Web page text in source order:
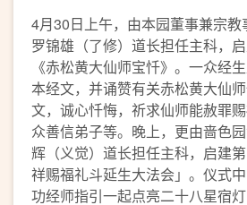
4月30日上午，由本园董事兼宗
罗锦雄（了修）道长担任主科，
《赤松黄大仙师宝忏》。一众经
本经文，并诵赞有关赤松黄大仙
文，诚心忏悔，祈求仙师能赦罪
众善信弟子等。晚上，更由啬色
辉（义觉）道长担任主科，启建
祥赐福礼斗延生大法会」。仪式
功经师指引一起点亮二十八星宿灯